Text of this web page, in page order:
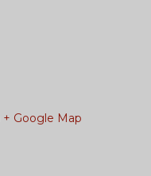
+ Google Map